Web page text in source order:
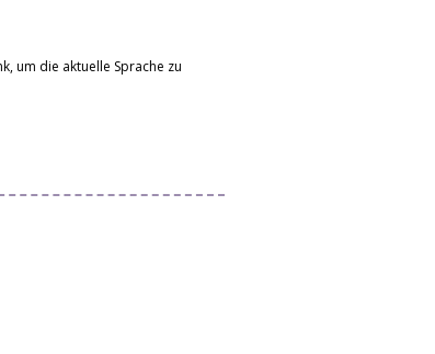
um die aktuelle Sprache zu